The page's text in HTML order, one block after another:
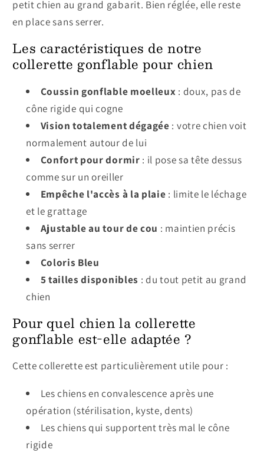
petit chien au grand gabarit. Bien réglée, elle reste
en place sans serrer.
Les caractéristiques de notre
collerette gonflable pour chien
Coussin gonflable moelleux : doux, pas de
cône rigide qui cogne
Vision totalement dégagée : votre chien voit
normalement autour de lui
Confort pour dormir : il pose sa tête dessus
comme sur un oreiller
Empêche l'accès à la plaie : limite le léchage
et le grattage
Ajustable au tour de cou : maintien précis
sans serrer
Coloris Bleu
5 tailles disponibles : du tout petit au grand
chien
Pour quel chien la collerette
gonflable est-elle adaptée ?
Cette collerette est particulièrement utile pour :
Les chiens en convalescence après une
opération (stérilisation, kyste, dents)
Les chiens qui supportent très mal le cône
rigide